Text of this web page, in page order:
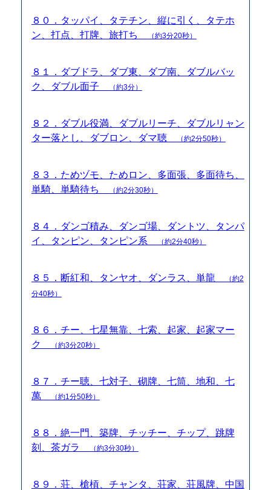
８０．タッパイ、タテチン、縦に引く、タテホ
ン、打点、打牌、旅打ち
（約3分20秒）
８１．ダブドラ、ダブ東、ダブ南、ダブルバッ
ク、ダブル面子
（約3分）
８２．ダブル役満、ダブルリーチ、ダブルリャン
ター落とし、ダブロン、ダマ聴
（約2分50秒）
８３．ためヅモ、ためロン、多面張、多面待ち、
単騎、単騎待ち
（約2分30秒）
８４．ダンゴ積み、ダンゴ場、ダントツ、タンパ
イ、タンピン、タンピン系
（約2分40秒）
８５．断紅和、タンヤオ、ダンラス、単龍
（約2
分40秒）
８６．チー、七星無靠、七索、起家、起家マー
ク
（約3分20秒）
８７．チー聴、七対子、砌牌、七筒、地和、七
萬
（約1分50秒）
８８．絶一門、築牌、チッチー、チップ、跳牌
刻、茶ガラ
（約3分30秒）
８９．荘、槍槓、チャンタ、荘家、荘風牌、中国